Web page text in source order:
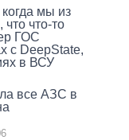
мы из
что-то
ГОС
с DeepState,
в ВСУ
все АЗС в